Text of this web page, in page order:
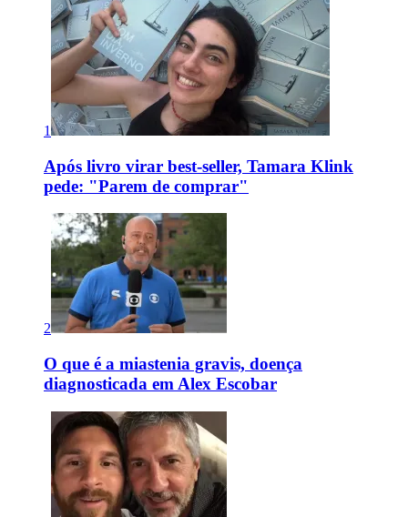
1
Após livro virar best-seller, Tamara Klink
pede: "Parem de comprar"
2
O que é a miastenia gravis, doença
diagnosticada em Alex Escobar